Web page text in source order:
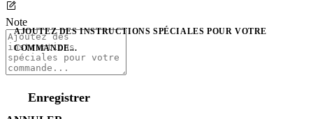
Note
AJOUTEZ DES INSTRUCTIONS SPÉCIALES POUR VOTRE
COMMANDE...
Enregistrer